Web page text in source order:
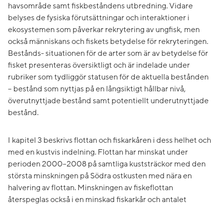
havsområde samt fiskbeståndens utbredning. Vidare
belyses de fysiska förutsättningar och interaktioner i
ekosystemen som påverkar rekrytering av ungfisk, men
också människans och fiskets betydelse för rekryteringen.
Bestånds- situationen för de arter som är av betydelse för
fisket presenteras översiktligt och är indelade under
rubriker som tydliggör statusen för de aktuella bestånden
– bestånd som nyttjas på en långsiktigt hållbar nivå,
överutnyttjade bestånd samt potentiellt underutnyttjade
bestånd.
I kapitel 3 beskrivs flottan och fiskarkåren i dess helhet och
med en kustvis indelning. Flottan har minskat under
perioden 2000–2008 på samtliga kuststräckor med den
största minskningen på Södra ostkusten med nära en
halvering av flottan. Minskningen av fiskeflottan
återspeglas också i en minskad fiskarkår och antalet